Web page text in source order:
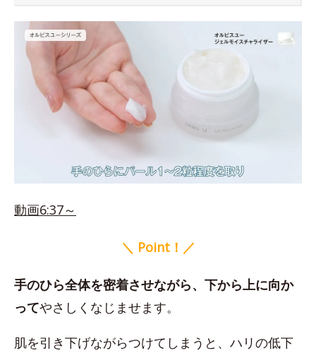
動画6:37～
＼ Point！／
手のひら全体を密着させながら、下から上に向か
ってやさしくなじませます。
肌を引き下げながらつけてしまうと、ハリの低下